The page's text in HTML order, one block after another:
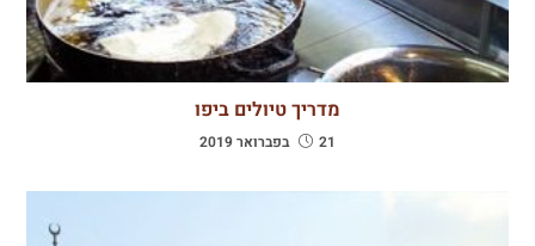
מדריך טיולים ביפו
21 בפברואר 2019